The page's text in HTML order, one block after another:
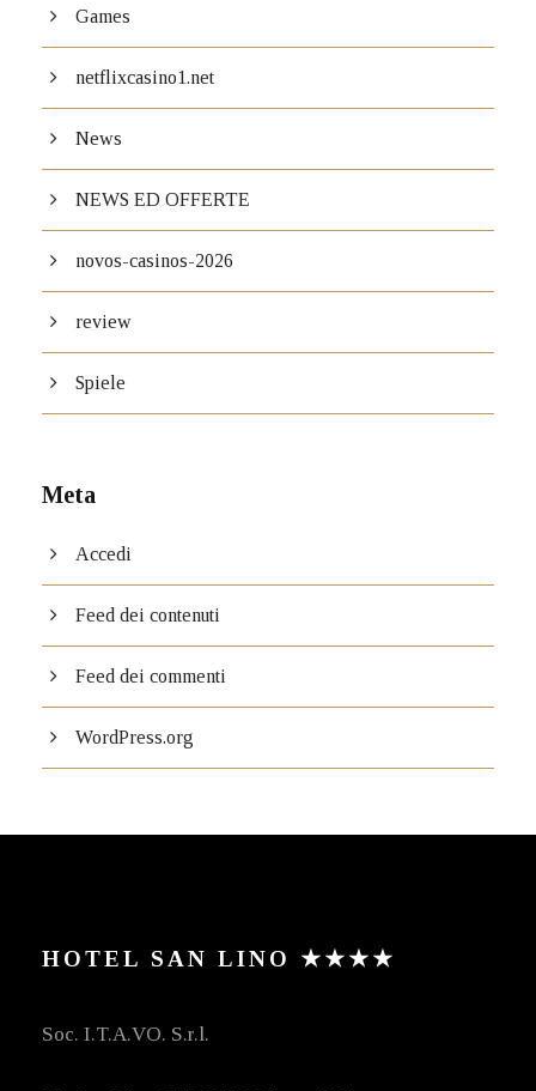
Games
netflixcasino1.net
News
NEWS ED OFFERTE
novos-casinos-2026
review
Spiele
Meta
Accedi
Feed dei contenuti
Feed dei commenti
WordPress.org
HOTEL SAN LINO ★★★★
Soc. I.T.A.VO. S.r.l.